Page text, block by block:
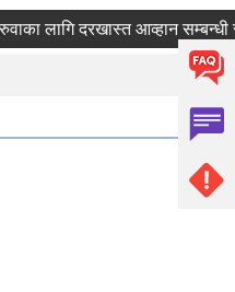
लागि दरखास्त आव्हान सम्बन्धी